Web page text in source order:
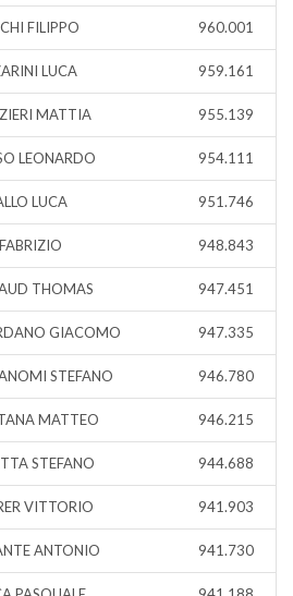
FILIPPO 960.001
LUCA 959.161
MATTIA 955.139
LEONARDO 954.111
LUCA 951.746
948.843
THOMAS 947.451
GIACOMO 947.335
STEFANO 946.780
MATTEO 946.215
STEFANO 944.688
VITTORIO 941.903
ANTONIO 941.730